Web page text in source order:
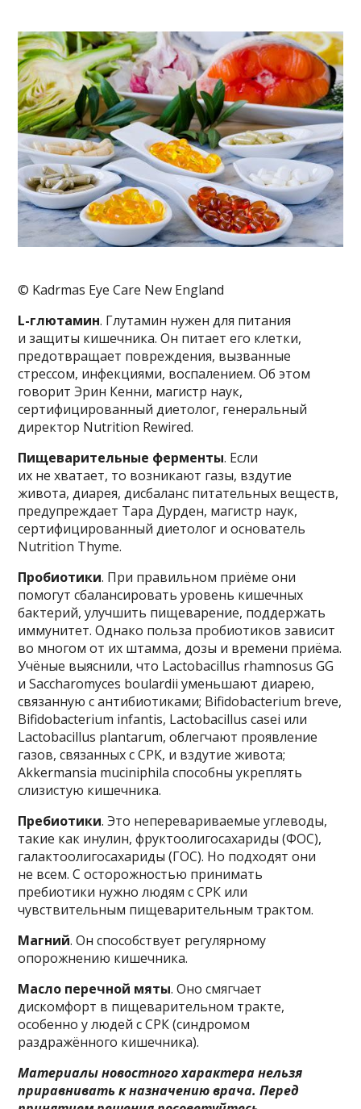
© Kadrmas Eye Care New England
L-глютамин. Глутамин нужен для питания
и защиты кишечника. Он питает его клетки,
предотвращает повреждения, вызванные
стрессом, инфекциями, воспалением. Об этом
говорит Эрин Кенни, магистр наук,
сертифицированный диетолог, генеральный
директор Nutrition Rewired.
Пищеварительные ферменты. Если
их не хватает, то возникают газы, вздутие
живота, диарея, дисбаланс питательных веществ,
предупреждает Тара Дурден, магистр наук,
сертифицированный диетолог и основатель
Nutrition Thyme.
Пробиотики. При правильном приёме они
помогут сбалансировать уровень кишечных
бактерий, улучшить пищеварение, поддержать
иммунитет. Однако польза пробиотиков зависит
во многом от их штамма, дозы и времени приёма.
Учёные выяснили, что Lactobacillus rhamnosus GG
и Saccharomyces boulardii уменьшают диарею,
связанную с антибиотиками; Bifidobacterium breve,
Bifidobacterium infantis, Lactobacillus casei или
Lactobacillus plantarum, облегчают проявление
газов, связанных с СРК, и вздутие живота;
Akkermansia muciniphila способны укреплять
слизистую кишечника.
Пребиотики. Это неперевариваемые углеводы,
такие как инулин, фруктоолигосахариды (ФОС),
галактоолигосахариды (ГОС). Но подходят они
не всем. С осторожностью принимать
пребиотики нужно людям с СРК или
чувствительным пищеварительным трактом.
Магний. Он способствует регулярному
опорожнению кишечника.
Масло перечной мяты. Оно смягчает
дискомфорт в пищеварительном тракте,
особенно у людей с СРК (синдромом
раздражённого кишечника).
Материалы новостного характера нельзя
приравнивать к назначению врача. Перед